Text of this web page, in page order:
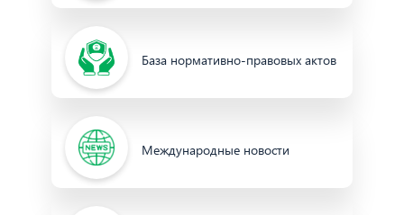
База нормативно-правовых актов
Международные новости